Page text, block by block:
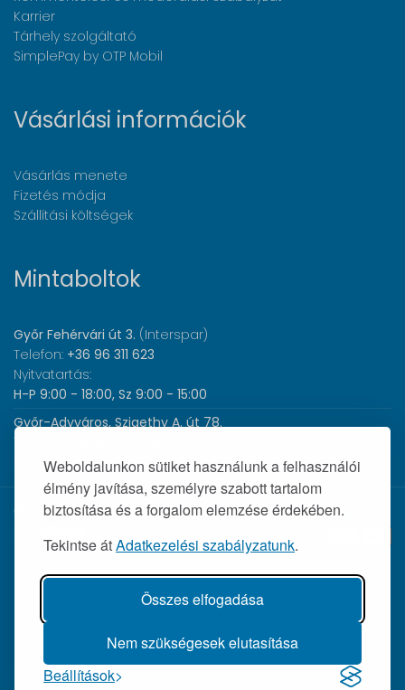
Weboldalunkon sütiket használunk a felhasználói
élmény javítása, személyre szabott tartalom
biztosítása és a forgalom elemzése érdekében.
Tekintse átAdatkezelési szabályzatunk.
Összes elfogadása
Nem szükségesek elutasítása
Beállítások
Karrier
Tárhely szolgáltató
SimplePay by OTP Mobil
Vásárlási információk
Vásárlás menete
Fizetés módja
Szállítási költségek
Mintaboltok
Győr Fehérvári út 3. (Interspar)
Telefon: +36 96 311 623
Nyitvatartás:
H-P 9:00 - 18:00, Sz 9:00 - 15:00
Győr-Adyváros, Szigethy A. út 78.
Telefon:
Nyitvatartás:H-P 8:00 - 17:00
© 2026 Wolf Orvosi Műszer Kft. |